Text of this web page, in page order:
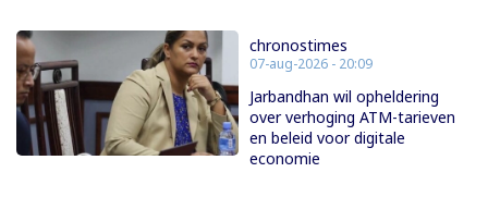
chronostimes
07-aug-2026 - 20:09
Jarbandhan wil opheldering
over verhoging ATM-tarieven
en beleid voor digitale
economie